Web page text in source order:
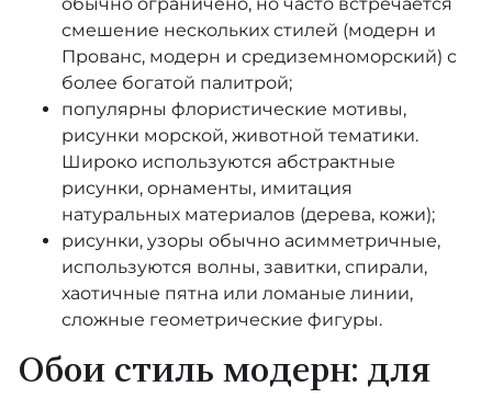
Della Natura
Style Conscious Living
Shades
Lava
Pippo
смешение нескольких стилей (модерн и
Прованс, модерн и средиземноморский) с
более богатой палитрой;
популярны флористические мотивы,
рисунки морской, животной тематики.
Широко используются абстрактные
рисунки, орнаменты, имитация
натуральных материалов (дерева, кожи);
рисунки, узоры обычно асимметричные,
используются волны, завитки, спирали,
хаотичные пятна или ломаные линии,
сложные геометрические фигуры.
Обои стиль модерн: для